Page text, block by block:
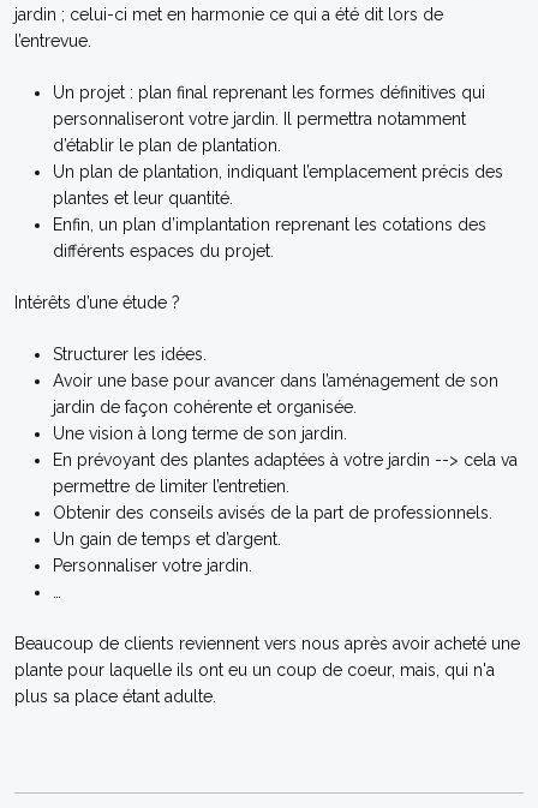
jardin ; celui-ci met en harmonie ce qui a été dit lors de
l’entrevue.
Un projet : plan final reprenant les formes définitives qui
personnaliseront votre jardin. Il permettra notamment
d’établir le plan de plantation.
Un plan de plantation, indiquant l’emplacement précis des
plantes et leur quantité.
Enfin, un plan d’implantation reprenant les cotations des
différents espaces du projet.
Intérêts d’une étude ?
Structurer les idées.
Avoir une base pour avancer dans l’aménagement de son
jardin de façon cohérente et organisée.
Une vision à long terme de son jardin.
En prévoyant des plantes adaptées à votre jardin --> cela va
permettre de limiter l’entretien.
Obtenir des conseils avisés de la part de professionnels.
Un gain de temps et d’argent.
Personnaliser votre jardin.
…
Beaucoup de clients reviennent vers nous après avoir acheté une
plante pour laquelle ils ont eu un coup de coeur, mais, qui n'a
plus sa place étant adulte.